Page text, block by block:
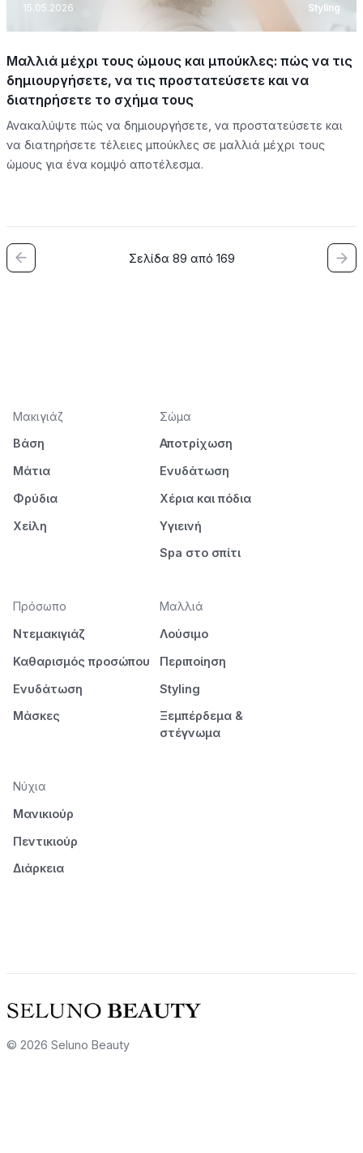
15.05.2026 Styling
Μαλλιά μέχρι τους ώμους και μπούκλες: πώς να τις
δημιουργήσετε, να τις προστατεύσετε και να
διατηρήσετε το σχήμα τους
Ανακαλύψτε πώς να δημιουργήσετε, να προστατεύσετε και
να διατηρήσετε τέλειες μπούκλες σε μαλλιά μέχρι τους
ώμους για ένα κομψό αποτέλεσμα.
Σελίδα 89 από 169
Μακιγιάζ
Βάση
Μάτια
Φρύδια
Χείλη
Σώμα
Αποτρίχωση
Ενυδάτωση
Χέρια και πόδια
Υγιεινή
Spa στο σπίτι
Πρόσωπο
Ντεμακιγιάζ
Καθαρισμός προσώπου
Ενυδάτωση
Μάσκες
Μαλλιά
Λούσιμο
Περιποίηση
Styling
Ξεμπέρδεμα &
στέγνωμα
Νύχια
Μανικιούρ
Πεντικιούρ
Διάρκεια
© 2026 Seluno Beauty